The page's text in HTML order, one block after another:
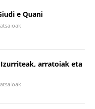
e Quani
Izurriteak, arratoiak eta